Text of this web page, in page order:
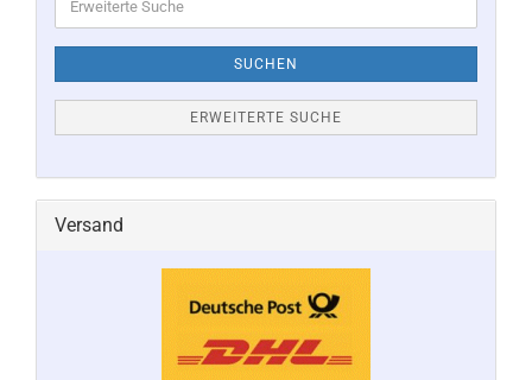
Suche
SUCHEN
ERWEITERTE SUCHE
Versand